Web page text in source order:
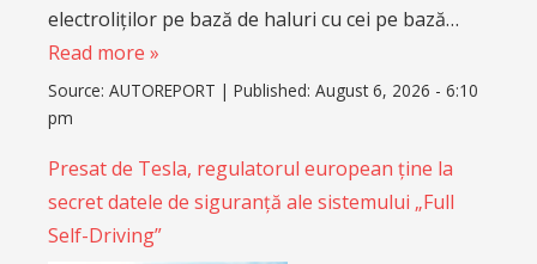
electroliților pe bază de haluri cu cei pe bază…
Read more »
Source: AUTOREPORT | Published: August 6, 2026 - 6:10
pm
Presat de Tesla, regulatorul european ține la
secret datele de siguranță ale sistemului „Full
Self-Driving”